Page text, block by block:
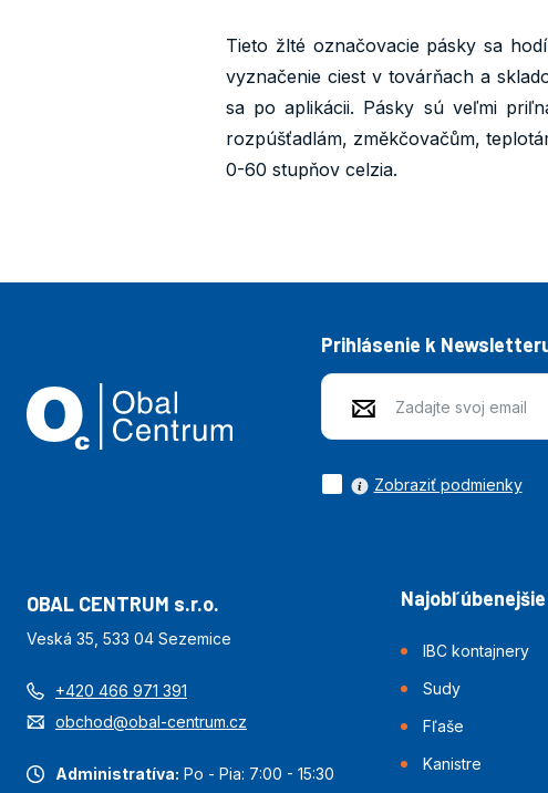
Tieto žlté označovacie pásky sa
vyznačenie ciest v továrňach a
sa po aplikácii. Pásky sú veľmi
rozpúšťadlám, změkčovačům,
0-60 stupňov celzia.
Prihlásenie k
Zobraziť podmienky
OBAL CENTRUM s.r.o.
Veská 35, 533 04 Sezemice
+420 466 971 391
obchod@obal-centrum.cz
Administratíva: Po - Pia: 7:00 - 15:30
IBC kontajnery
Sudy
Fľaše
Kanistre